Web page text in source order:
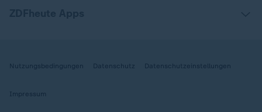
Nutzungsbedingungen Datenschutz Datenschutzeinstellungen
Impressum